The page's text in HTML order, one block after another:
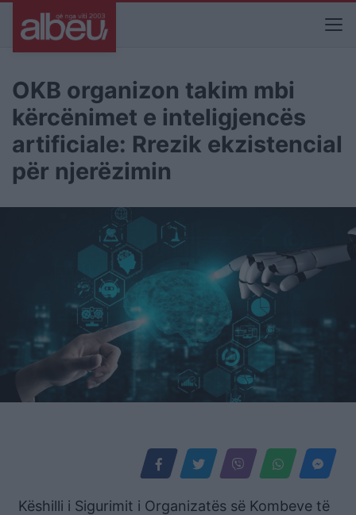
OKB organizon takim mbi
kërcënimet e inteligjencës
artificiale: Rrezik ekzistencial
për njerëzimin
Këshilli i Sigurimit i Organizatës së Kombeve të